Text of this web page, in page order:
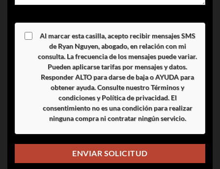
Al marcar esta casilla, acepto recibir mensajes SMS
de Ryan Nguyen, abogado, en relación con mi
consulta. La frecuencia de los mensajes puede variar.
Pueden aplicarse tarifas por mensajes y datos.
ResponderALTOpara darse de baja oAYUDA para
obtener ayuda. Consulte nuestroTérminos y
condicionesyPolítica de privacidad. El
consentimiento no es una condición para realizar
ninguna compra ni contratar ningún servicio.